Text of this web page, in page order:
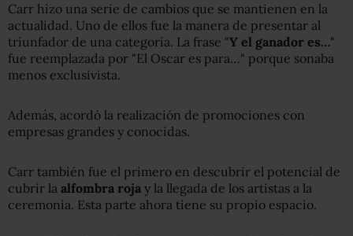
Carr hizo una serie de cambios que se mantienen en la
actualidad. Uno de ellos fue la manera de presentar al
triunfador de una categoría. La frase "Y el ganador es…"
fue reemplazada por "El Oscar es para…" porque sonaba
menos exclusivista.
Además, acordó la realización de promociones con
empresas grandes y conocidas.
Carr también fue el primero en descubrir el potencial de
cubrir la alfombra roja y la llegada de los artistas a la
ceremonia. Esta parte ahora tiene su propio espacio.